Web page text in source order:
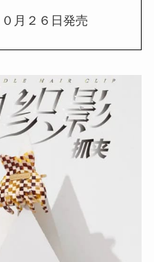
月２６日発売